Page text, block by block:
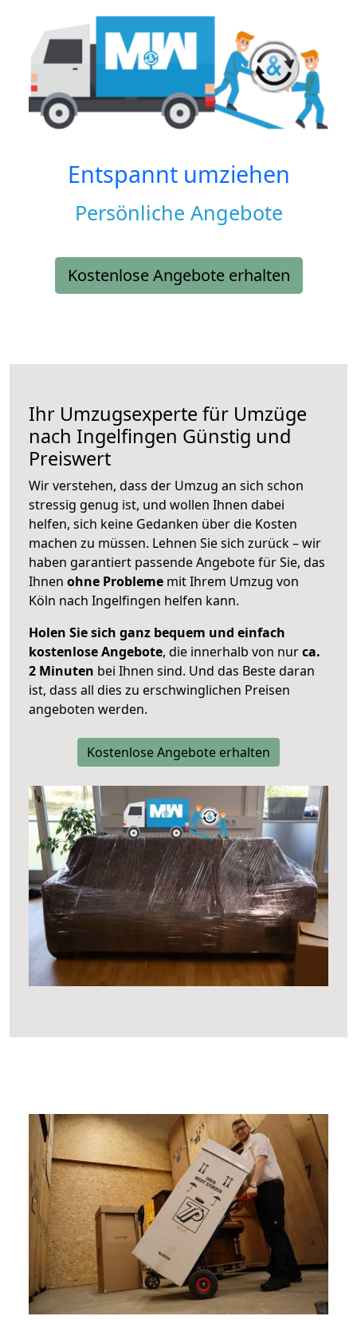
Entspannt umziehen
Persönliche Angebote
Kostenlose Angebote erhalten
Ihr Umzugsexperte für Umzüge
nach Ingelfingen Günstig und
Preiswert
Wir verstehen, dass der Umzug an sich schon
stressig genug ist, und wollen Ihnen dabei
helfen, sich keine Gedanken über die Kosten
machen zu müssen. Lehnen Sie sich zurück – wir
haben garantiert passende Angebote für Sie, das
Ihnen ohne Probleme mit Ihrem Umzug von
Köln nach Ingelfingen helfen kann.
Holen Sie sich ganz bequem und einfach
kostenlose Angebote, die innerhalb von nurca.
2 Minuten bei Ihnen sind. Und das Beste daran
ist, dass all dies zu erschwinglichen Preisen
angeboten werden.
Kostenlose Angebote erhalten